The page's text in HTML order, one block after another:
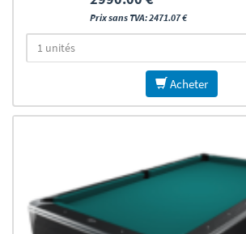
Prix sans TVA: 2471.07 €
Acheter